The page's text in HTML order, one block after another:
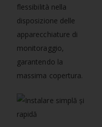
flessibilità nella
disposizione delle
apparecchiature di
monitoraggio,
garantendo la
massima copertura.